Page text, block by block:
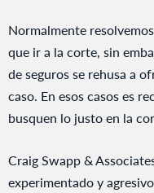
Normalmente
que ir a la corte, sin
de seguros se rehusa a
caso. En esos casos es
busquen lo justo en la
Craig Swapp &
experimentado y